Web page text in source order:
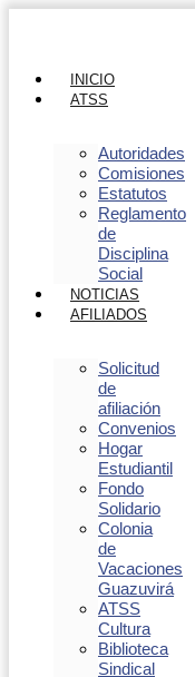
INICIO
ATSS
Autoridades
Comisiones
Estatutos
Reglamento
de
Disciplina
Social
NOTICIAS
AFILIADOS
Solicitud
de
afiliación
Convenios
Hogar
Estudiantil
Fondo
Solidario
Colonia
de
Vacaciones
Guazuvirá
ATSS
Cultura
Biblioteca
Sindical